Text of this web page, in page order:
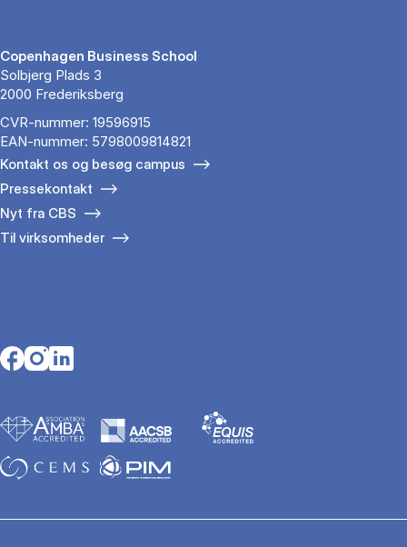
Copenhagen Business School
Solbjerg Plads 3
2000 Frederiksberg
CVR-nummer: 19596915
EAN-nummer: 5798009814821
Kontakt os og besøg campus
Pressekontakt
Nyt fra CBS
Til virksomheder
Opens in a new tab
Opens in a new tab
Opens in a new tab